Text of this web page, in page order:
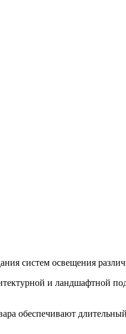
систем освещения
и ландшафтной
обеспечивают